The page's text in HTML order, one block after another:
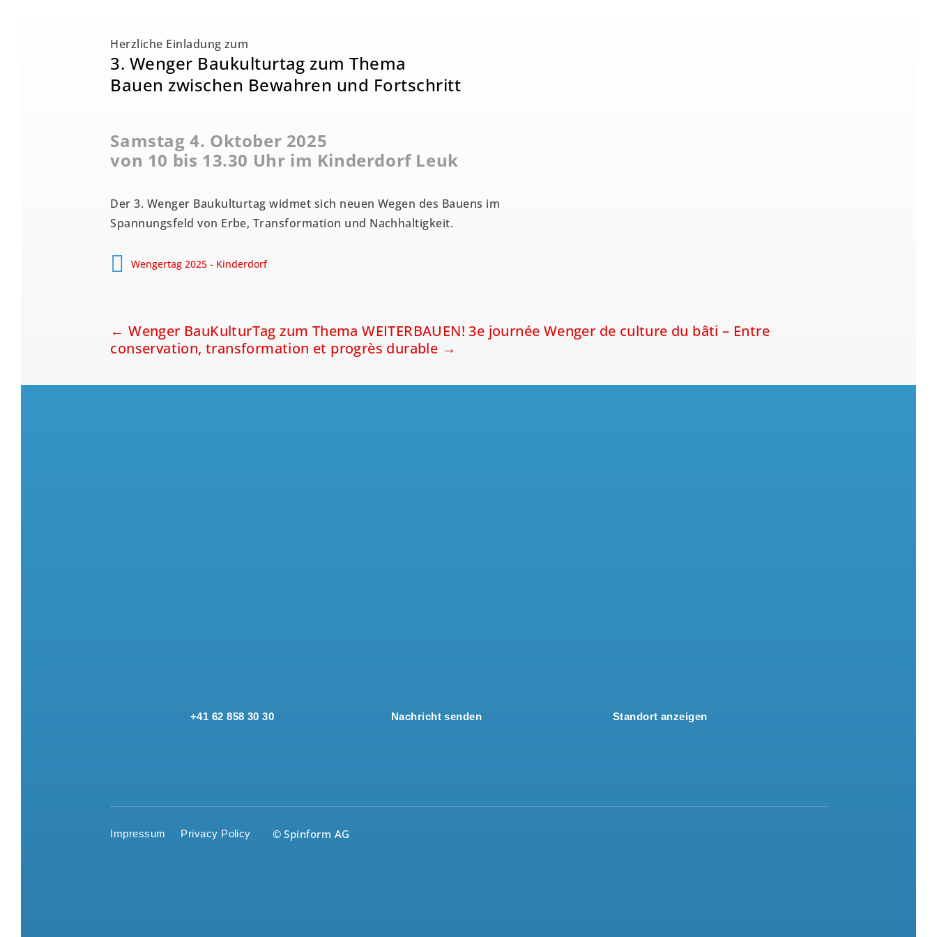
Herzliche Einladung zum
3. Wenger Baukulturtag zum Thema
Bauen zwischen Bewahren und Fortschritt
Samstag 4. Oktober 2025
von 10 bis 13.30 Uhr im Kinderdorf Leuk
Der 3. Wenger Baukulturtag widmet sich neuen Wegen des Bauens im
Spannungsfeld von Erbe, Transformation und Nachhaltigkeit.
Wengertag 2025 - Kinderdorf
←Wenger BauKulturTag zum Thema WEITERBAUEN! 3e journée Wenger de culture du bâti – Entre
conservation, transformation et progrès durable →
+41 62 858 30 30 Nachricht senden Standort anzeigen
Impressum Privacy Policy © Spinform AG